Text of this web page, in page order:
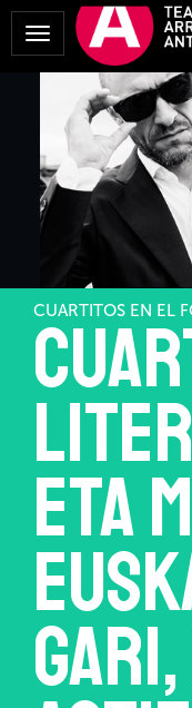
Mostrar
Menú
CUARTITOS EN EL
eta